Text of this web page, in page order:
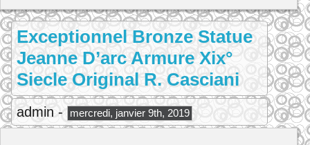
Exceptionnel Bronze Statue
Jeanne D’arc Armure Xix°
Siecle Original R. Casciani
admin - mercredi, janvier 9th, 2019